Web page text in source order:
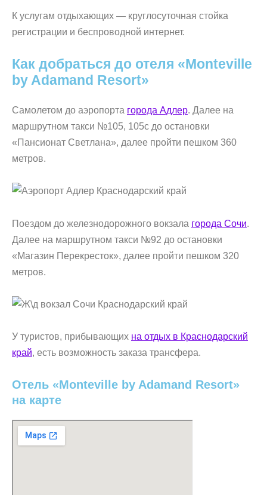
К услугам отдыхающих — круглосуточная стойка
регистрации и беспроводной интернет.
Как добраться до отеля «Monteville
by Adamand Resort»
Самолетом до аэропорта города Адлер. Далее на
маршрутном такси №105, 105с до остановки
«Пансионат Светлана», далее пройти пешком 360
метров.
Поездом до железнодорожного вокзала города Сочи.
Далее на маршрутном такси №92 до остановки
«Магазин Перекресток», далее пройти пешком 320
метров.
У туристов, прибывающих на отдых в Краснодарский
край, есть возможность заказа трансфера.
Отель «Monteville by Adamand Resort»
на карте